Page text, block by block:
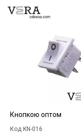
Кнопкою оптом
Код KN-016